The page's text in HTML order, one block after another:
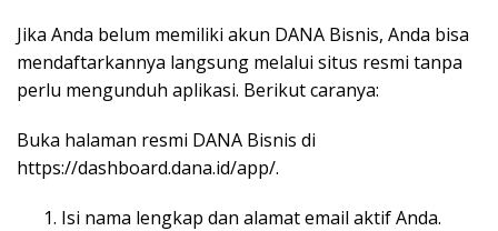
Jika Anda belum memiliki akun DANA Bisnis, Anda bisa
mendaftarkannya langsung melalui situs resmi tanpa
perlu mengunduh aplikasi. Berikutcaranya:
Buka halaman resmi DANA Bisnis di
https://dashboard.dana.id/app/.
Isi nama lengkap dan alamatemail aktifAnda.